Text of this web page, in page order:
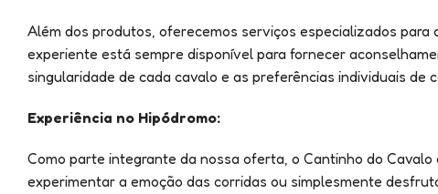
Além dos produtos, oferecemos serviços especializados
experiente está sempre disponível para fornecer
singularidade de cada cavalo e as preferências individuais de
Experiência no Hipódromo:
Como parte integrante da nossa oferta, o Cantinho do
experimentar a emoção das corridas ou simplesmente